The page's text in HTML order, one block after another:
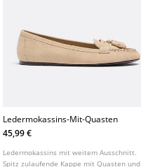
Ledermokassins-Mit-Quasten
45,99 €
Ledermokassins mit weitem Ausschnitt.
Spitz zulaufende Kappe mit Quasten und